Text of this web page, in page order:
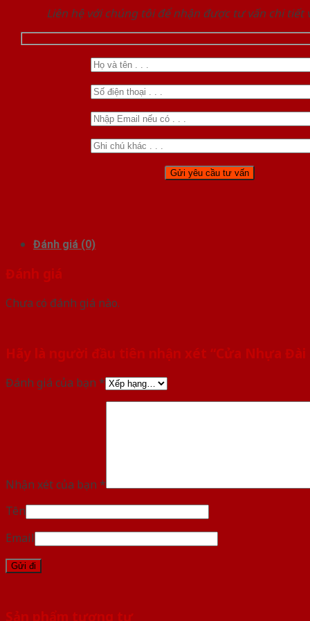
Liên hệ với chúng tôi để nhận được tư vấn chi tiết
Đánh giá (0)
Đánh giá
Chưa có đánh giá nào.
Hãy là người đầu tiên nhận xét “Cửa Nhựa Đài
Đánh giá của bạn *
Nhận xét của bạn *
Tên
Email
Sản phẩm tương tự